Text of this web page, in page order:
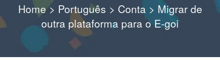
Home > Português > Conta > Migrar de
outra plataforma para o E-goi